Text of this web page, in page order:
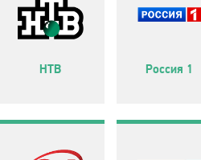
НТВ Россия 1